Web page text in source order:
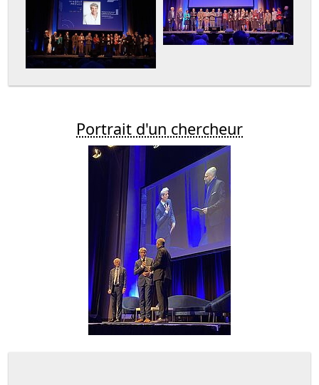
Portrait d'un chercheur